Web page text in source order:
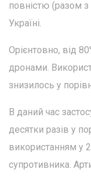
повністю (разом
Україні.
Орієнтовно, від
дронами.
знизилось у
В даний час
десятки разів у
використанням у
супротивника.